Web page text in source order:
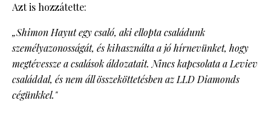
Azt is hozzátette:
„Shimon Hayut egy csaló, aki ellopta családunk
személyazonosságát, és kihasználta a jó hírnevünket, hogy
megtévessze a csalások áldozatait. Nincs kapcsolata a Leviev
családdal, és nem áll összeköttetésben az LLD Diamonds
cégünkkel."